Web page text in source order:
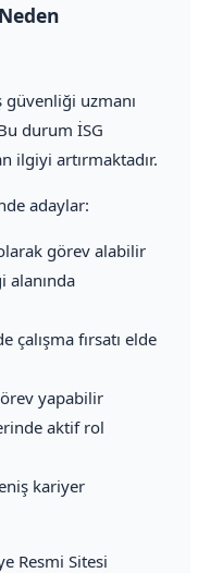
güvenliği uzmanı
durum İSG
ilgiyi artırmaktadır.
adaylar:
görev alabilir
alanında
çalışma fırsatı elde
yapabilir
aktif rol
kariyer
Resmi Sitesi